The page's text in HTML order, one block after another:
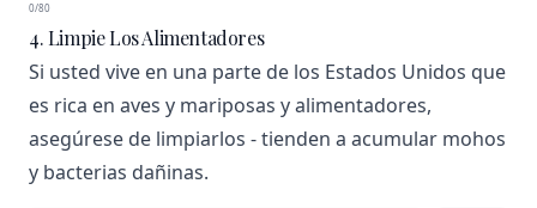
0/80
4. Limpie Los Alimentadores
Si usted vive en una parte de los Estados Unidos que
es rica en aves y mariposas y alimentadores,
asegúrese de limpiarlos - tienden a acumular mohos
y bacterias dañinas.